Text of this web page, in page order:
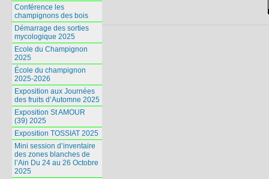
Conférence les
champignons des bois
Démarrage des sorties
mycologique 2025
Ecole du Champignon
2025
École du champignon
2025-2026
Exposition aux Journées
des fruits d’Automne 2025
Exposition St AMOUR
(39) 2025
Exposition TOSSIAT 2025
Mini session d’inventaire
des zones blanches de
l’Ain Du 24 au 26 Octobre
2025